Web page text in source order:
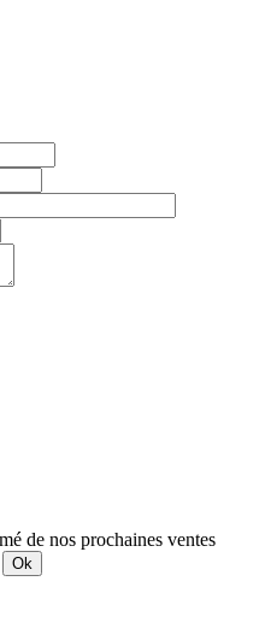
de nos prochaines ventes
Ok